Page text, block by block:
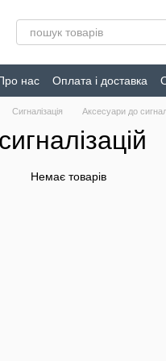
нас Оплата і доставка
Сигналізація Аксесуари до
Немає товарів